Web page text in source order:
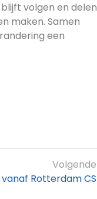
volgen en delen
maken. Samen
een
Volgende
Rotterdam CS